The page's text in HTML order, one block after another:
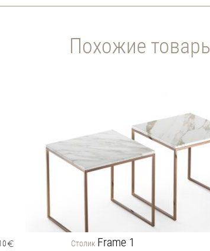
Похожие
Столик Frame 1